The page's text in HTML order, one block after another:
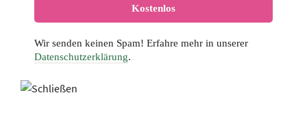
Wir senden keinen Spam! Erfahre mehr in unserer
Datenschutzerklärung.